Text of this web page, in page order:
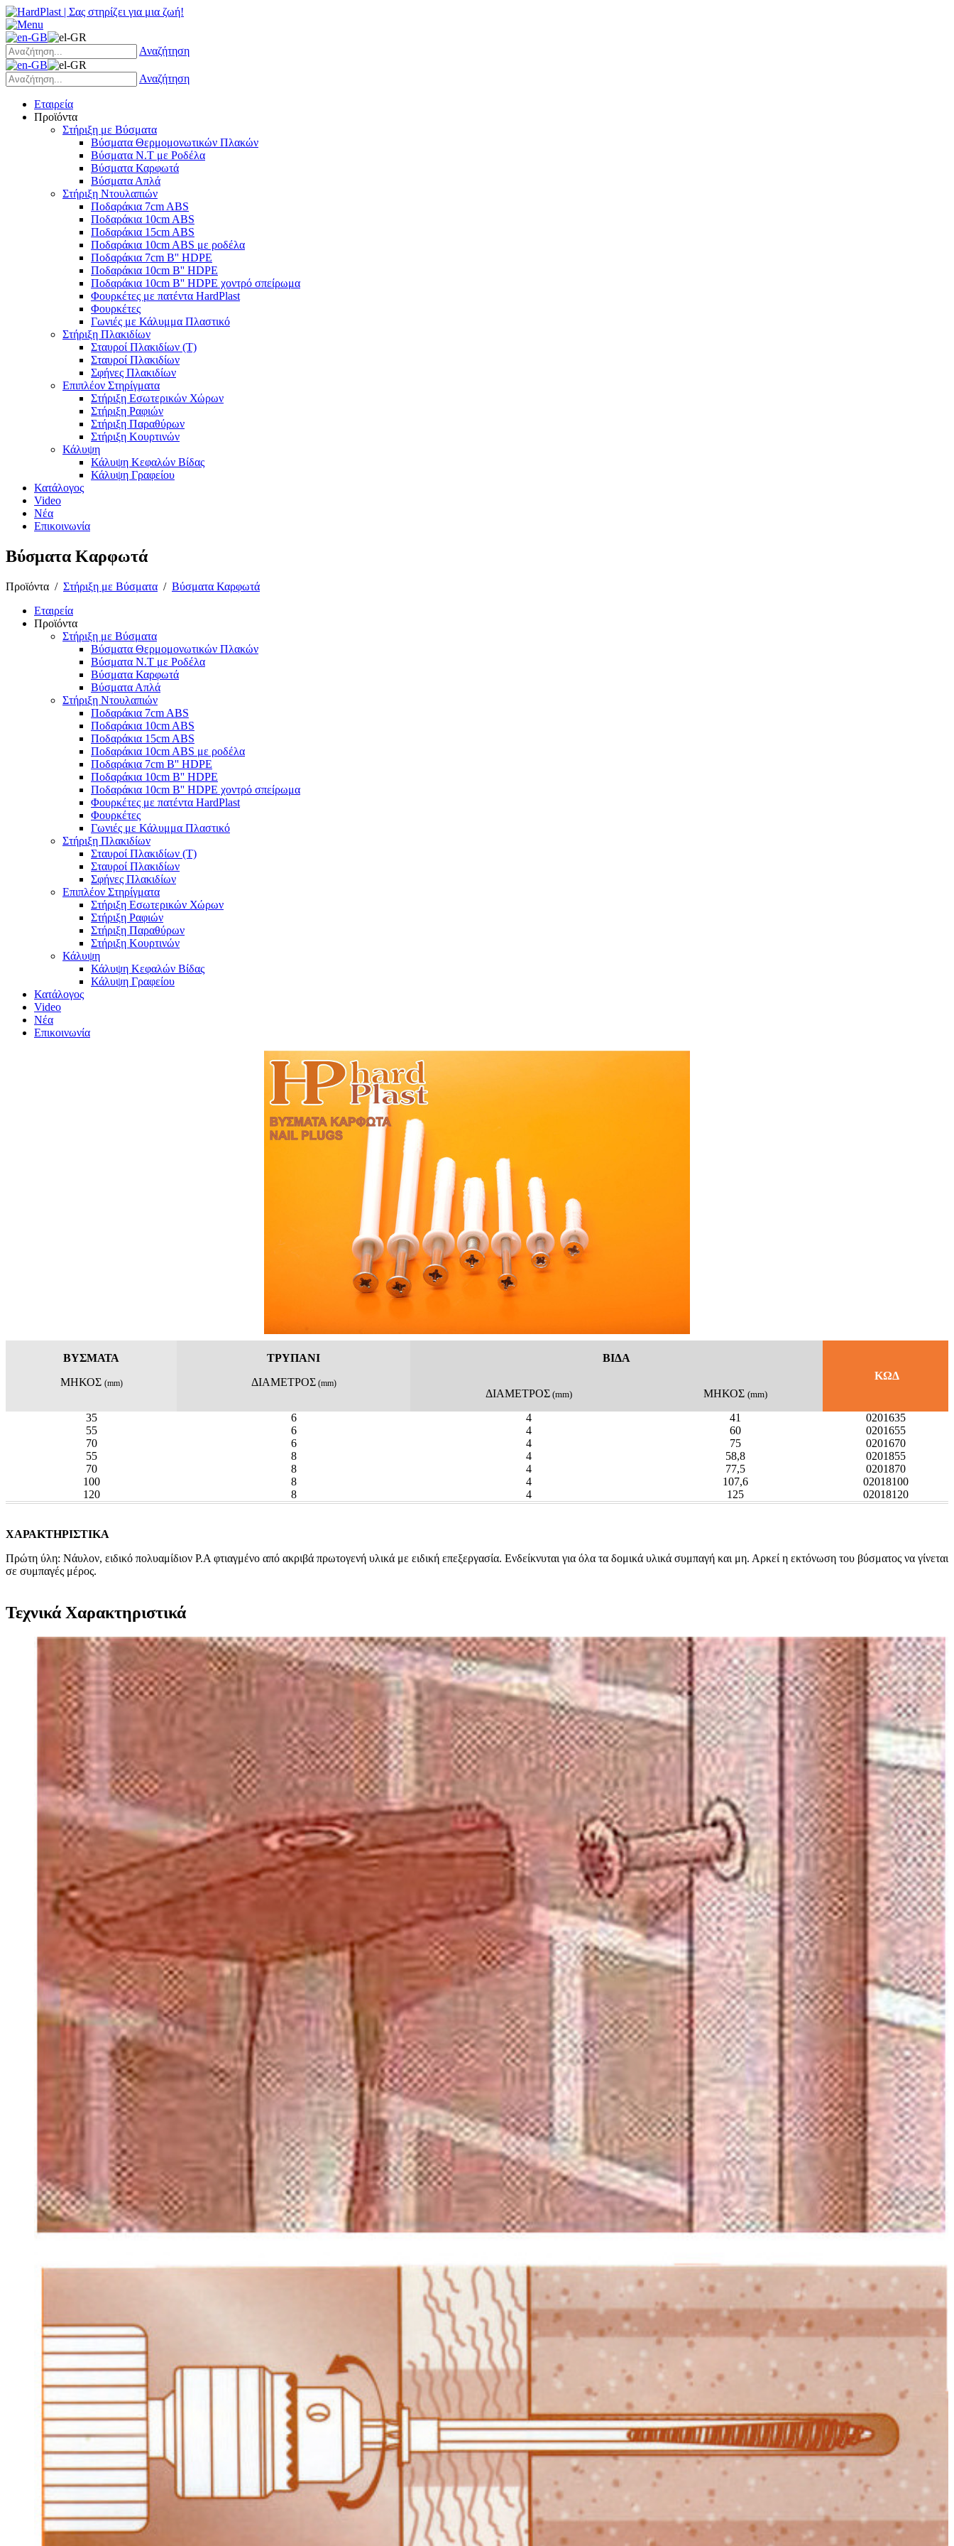
Αναζήτηση
Αναζήτηση
Εταιρεία
Προϊόντα
Στήριξη με Βύσματα
Βύσματα Θερμομονωτικών Πλακών
Βύσματα Ν.Τ με Ροδέλα
Βύσματα Καρφωτά
Βύσματα Απλά
Στήριξη Ντουλαπιών
Ποδαράκια 7cm ABS
Ποδαράκια 10cm ABS
Ποδαράκια 15cm ABS
Ποδαράκια 10cm ABS με ροδέλα
Ποδαράκια 7cm B'' HDPE
Ποδαράκια 10cm B'' HDPE
Ποδαράκια 10cm B'' HDPE χοντρό σπείρωμα
Φουρκέτες με πατέντα HardPlast
Φουρκέτες
Γωνιές με Κάλυμμα Πλαστικό
Στήριξη Πλακιδίων
Σταυροί Πλακιδίων (Τ)
Σταυροί Πλακιδίων
Σφήνες Πλακιδίων
Επιπλέον Στηρίγματα
Στήριξη Εσωτερικών Χώρων
Στήριξη Ραφιών
Στήριξη Παραθύρων
Στήριξη Κουρτινών
Κάλυψη
Κάλυψη Κεφαλών Βίδας
Κάλυψη Γραφείου
Κατάλογος
Video
Νέα
Επικοινωνία
Βύσματα Καρφωτά
Προϊόντα / Στήριξη με Βύσματα / Βύσματα Καρφωτά
Εταιρεία
Προϊόντα
Στήριξη με Βύσματα
Βύσματα Θερμομονωτικών Πλακών
Βύσματα Ν.Τ με Ροδέλα
Βύσματα Καρφωτά
Βύσματα Απλά
Στήριξη Ντουλαπιών
Ποδαράκια 7cm ABS
Ποδαράκια 10cm ABS
Ποδαράκια 15cm ABS
Ποδαράκια 10cm ABS με ροδέλα
Ποδαράκια 7cm B'' HDPE
Ποδαράκια 10cm B'' HDPE
Ποδαράκια 10cm B'' HDPE χοντρό σπείρωμα
Φουρκέτες με πατέντα HardPlast
Φουρκέτες
Γωνιές με Κάλυμμα Πλαστικό
Στήριξη Πλακιδίων
Σταυροί Πλακιδίων (Τ)
Σταυροί Πλακιδίων
Σφήνες Πλακιδίων
Επιπλέον Στηρίγματα
Στήριξη Εσωτερικών Χώρων
Στήριξη Ραφιών
Στήριξη Παραθύρων
Στήριξη Κουρτινών
Κάλυψη
Κάλυψη Κεφαλών Βίδας
Κάλυψη Γραφείου
Κατάλογος
Video
Νέα
Επικοινωνία
ΒΥΣΜΑΤΑ
ΜΗΚΟΣ (mm)
ΤΡΥΠΑΝΙ
ΔΙΑΜΕΤΡΟΣ(mm)
ΒΙΔΑ
ΚΩΔ
ΔΙΑΜΕΤΡΟΣ (mm) ΜΗΚΟΣ (mm)
35 6 4 41
0201635
55
6 4 60
0201655
70
6 4 75
0201670
55
8 4 58,8
0201855
70
8 4 77,5
0201870
100
8 4 107,6
02018100
120
8 4 125 02018120
ΧΑΡΑΚΤΗΡΙΣΤΙΚΑ
Πρώτη ύλη: Νάυλον, ειδικό πολυαμίδιον P.A φτιαγμένο από ακριβά πρωτογενή υλικά με ειδική επεξεργασία. Ενδείκνυται για όλα τα δομικά υλικά συμπαγή και μη. Αρκεί η εκτόνωση του βύσματος να γίνεται
σε συμπαγές μέρος.
Τεχνικά Χαρακτηριστικά